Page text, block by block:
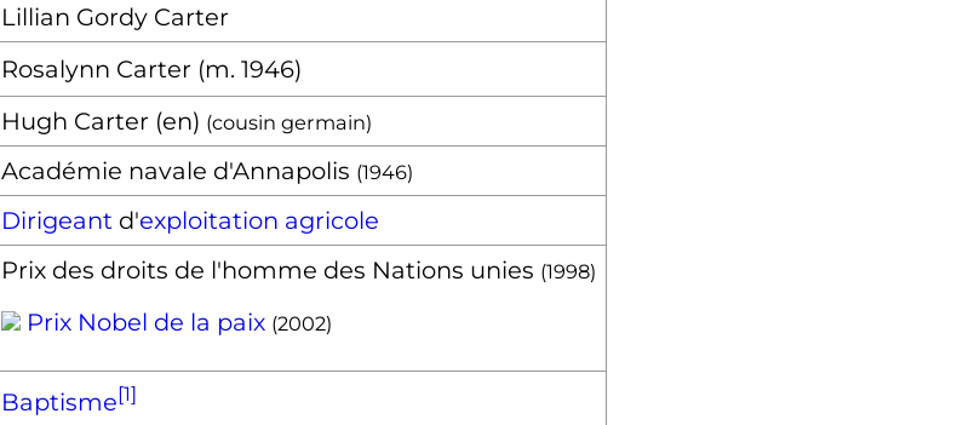
Lillian Gordy Carter
Rosalynn Carter (m. 1946)
Hugh Carter (en) (cousin germain)
Académie navale d'Annapolis (1946)
Dirigeant d'exploitation agricole
Prix des droits de l'homme des Nations unies (1998)
Prix Nobel de la paix (2002)
Baptisme[1]